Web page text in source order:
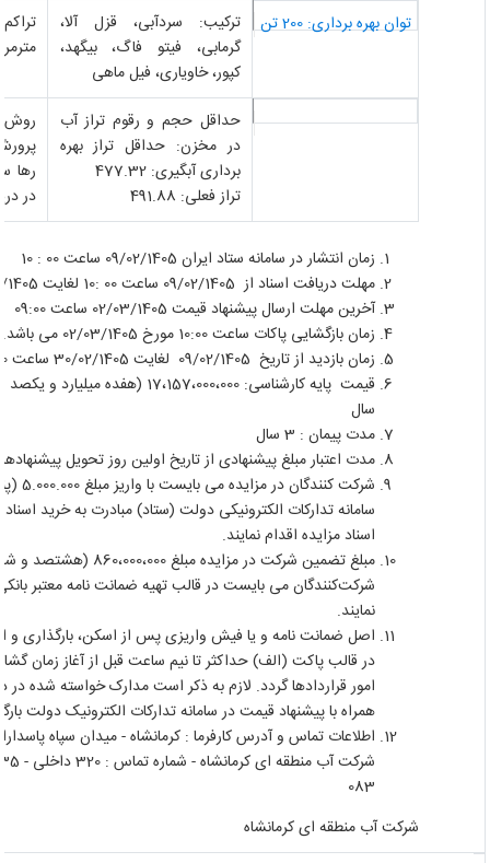
توان بهره برداری: 200 تن
ترکیب: سردآبی، قزل آلا،
گرمابی، فیتو فاگ، بیگهد،
کپور، خاویاری، فیل ماهی
مترمربع
حداقل حجم و رقوم تراز آب
در مخزن: حداقل تراز بهره
برداری آبگیری: 477.32
تراز فعلی: 491.88
روش
رها
در
زمان انتشار در سامانه ستاد ایران 09/02/1405 ساعت 00 : 10
مهلت دریافت اسناد از 09/02/1405 ساعت 00 :10 لغایت 19/02/1405 ساعت 00 :08
آخرین مهلت ارسال پیشنهاد قیمت 02/03/1405 ساعت 09:00
زمان بازگشایی پاکات ساعت 10:00 مورخ 02/03/1405 می باشد.
زمان بازدید از تاریخ 09/02/1405 لغایت 30/02/1405 ساعت 09:00 لغایت 13:00 می باشد.
قیمت پایه کارشناسی:
سال
مدت پیمان : 3 سال
مدت اعتبار مبلغ پیشنهادی از تاریخ اولین روز تحویل پیشنهادها 3 ماه می باشد.
شرکت
سامانه تدارکات الکترونیکی دولت (ستاد) مبادرت به خرید اسناد
اسناد مزایده اقدام نمایند.
مبلغ تضمین شرکت در مزایده
شرکت‌کنندگان می بایست در قالب تهیه ضمانت نامه معتبر
نمایند.
اصل ضمانت نامه و یا فیش واریزی پس از اسکن، بارگذاری و
در قالب پاکت (الف) حداکثر تا نیم ساعت قبل از آغاز زمان
امور قراردادها گردد. لازم به ذکر است مدارک خواسته شده
همراه با پیشنهاد قیمت در سامانه تدارکات الکترونیک دولت
اطلاعات تماس و آدرس کارفرما : کرمانشاه - میدان سپاه
083
شرکت آب منطقه ای کرمانشاه